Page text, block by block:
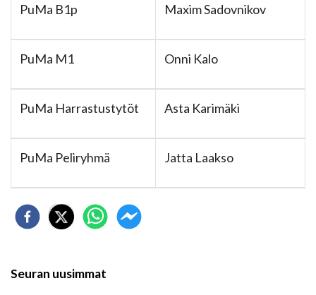
PuMa B1p Maxim Sadovnikov
PuMa M1 Onni Kalo
PuMa Harrastustytöt Asta Karimäki
PuMa Peliryhmä Jatta Laakso
Seuran uusimmat